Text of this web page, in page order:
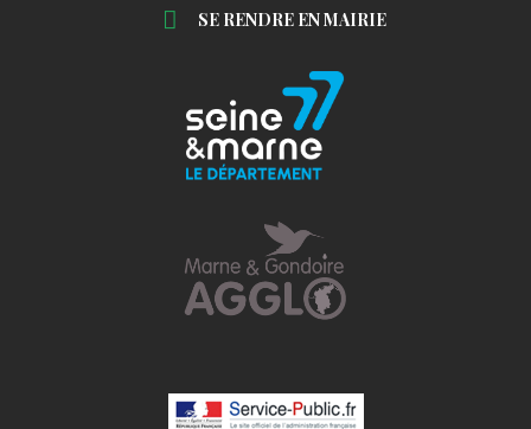
SE RENDRE EN MAIRIE